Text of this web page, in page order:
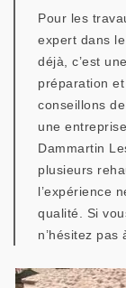
Pour les
expert dans
déjà, c’est
préparation
conseillons
une
Dammartin
plusieurs
l’expérience
qualité. Si
n’hésitez pas